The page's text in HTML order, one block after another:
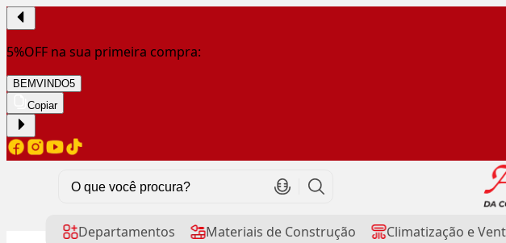
5%OFF na sua primeira compra:
BEMVINDO5
Copiar
Departamentos Materiais de Construção Climatização e